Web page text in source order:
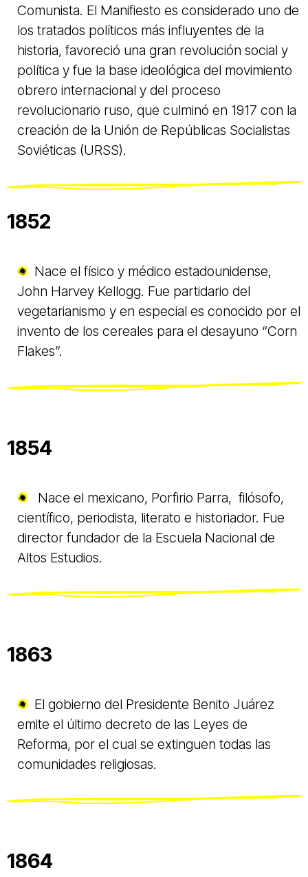
Comunista. El Manifiesto es considerado uno de
los tratados políticos más influyentes de la
historia, favoreció una gran revolución social y
política y fue la base ideológica del movimiento
obrero internacional y del proceso
revolucionario ruso, que culminó en 1917 con la
creación de la Unión de Repúblicas Socialistas
Soviéticas (URSS).
1852
Nace el físico y médico estadounidense,
John Harvey Kellogg. Fue partidario del
vegetarianismo y en especial es conocido por el
invento de los cereales para el desayuno “Corn
Flakes”.
1854
Nace el mexicano, Porfirio Parra, filósofo,
científico, periodista, literato e historiador. Fue
director fundador de la Escuela Nacional de
Altos Estudios.
1863
El gobierno del Presidente Benito Juárez
emite el último decreto de las Leyes de
Reforma, por el cual se extinguen todas las
comunidades religiosas.
1864